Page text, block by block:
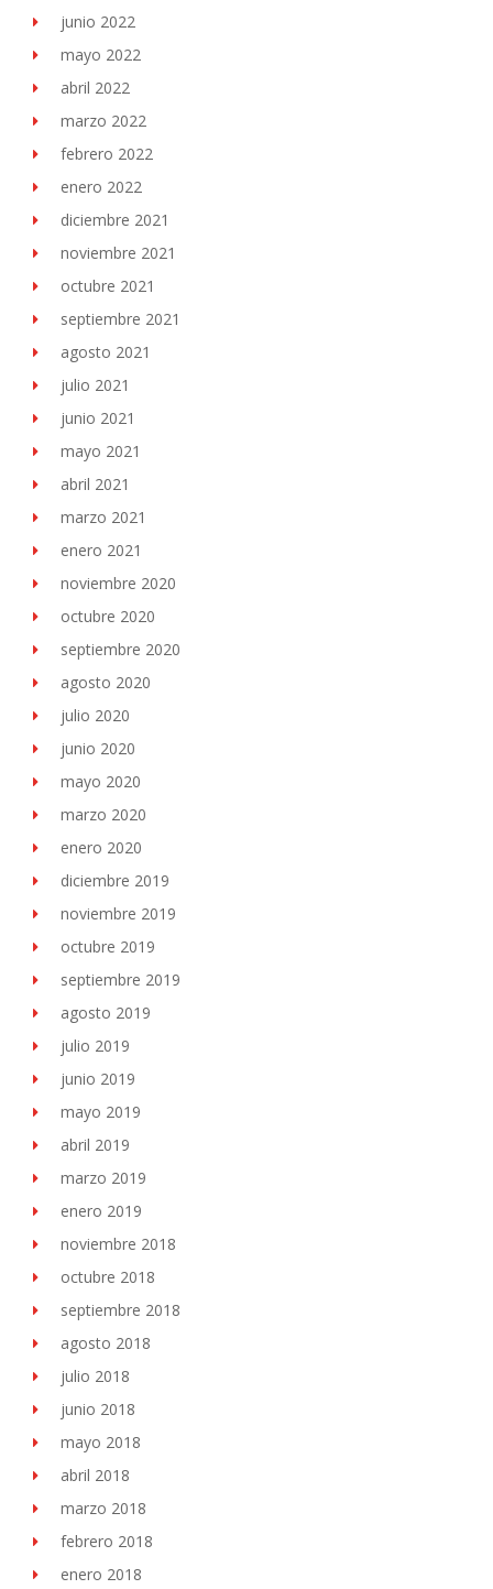
junio 2022
mayo 2022
abril 2022
marzo 2022
febrero 2022
enero 2022
diciembre 2021
noviembre 2021
octubre 2021
septiembre 2021
agosto 2021
julio 2021
junio 2021
mayo 2021
abril 2021
marzo 2021
enero 2021
noviembre 2020
octubre 2020
septiembre 2020
agosto 2020
julio 2020
junio 2020
mayo 2020
marzo 2020
enero 2020
diciembre 2019
noviembre 2019
octubre 2019
septiembre 2019
agosto 2019
julio 2019
junio 2019
mayo 2019
abril 2019
marzo 2019
enero 2019
noviembre 2018
octubre 2018
septiembre 2018
agosto 2018
julio 2018
junio 2018
mayo 2018
abril 2018
marzo 2018
febrero 2018
enero 2018